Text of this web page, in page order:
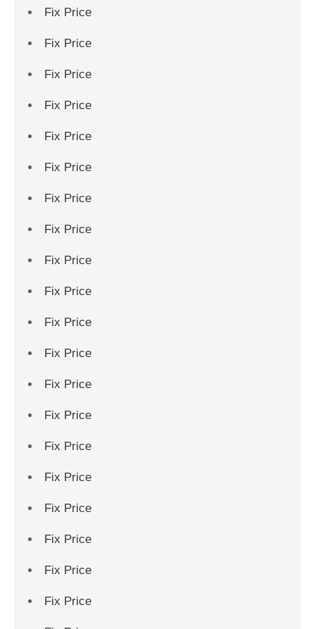
Fix Price
Fix Price
Fix Price
Fix Price
Fix Price
Fix Price
Fix Price
Fix Price
Fix Price
Fix Price
Fix Price
Fix Price
Fix Price
Fix Price
Fix Price
Fix Price
Fix Price
Fix Price
Fix Price
Fix Price